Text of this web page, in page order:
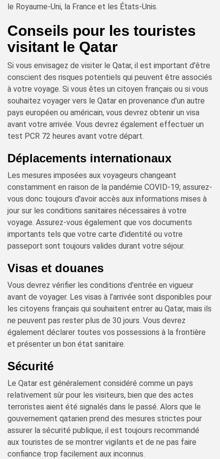
le Royaume-Uni, la France et les États-Unis.
Conseils pour les touristes
visitant le Qatar
Si vous envisagez de visiter le Qatar, il est important d'être
conscient des risques potentiels qui peuvent être associés
à votre voyage. Si vous êtes un citoyen français ou si vous
souhaitez voyager vers le Qatar en provenance d'un autre
pays européen ou américain, vous devrez obtenir un visa
avant votre arrivée. Vous devrez également effectuer un
test PCR 72 heures avant votre départ.
Déplacements internationaux
Les mesures imposées aux voyageurs changeant
constamment en raison de la pandémie COVID-19; assurez-
vous donc toujours d'avoir accès aux informations mises à
jour sur les conditions sanitaires nécessaires à votre
voyage. Assurez-vous également que vos documents
importants tels que votre carte d’identité ou votre
passeport sont toujours valides durant votre séjour.
Visas et douanes
Vous devrez vérifier les conditions d'entrée en vigueur
avant de voyager. Les visas à l’arrivée sont disponibles pour
les citoyens français qui souhaitent entrer au Qatar, mais ils
ne peuvent pas rester plus de 30 jours. Vous devrez
également déclarer toutes vos possessions à la frontière
et présenter un bon état sanitaire.
Sécurité
Le Qatar est généralement considéré comme un pays
relativement sûr pour les visiteurs, bien que des actes
terroristes aient été signalés dans le passé. Alors que le
gouvernement qatarien prend des mesures strictes pour
assurer la sécurité publique, il est toujours recommandé
aux touristes de se montrer vigilants et de ne pas faire
confiance trop facilement aux inconnus.